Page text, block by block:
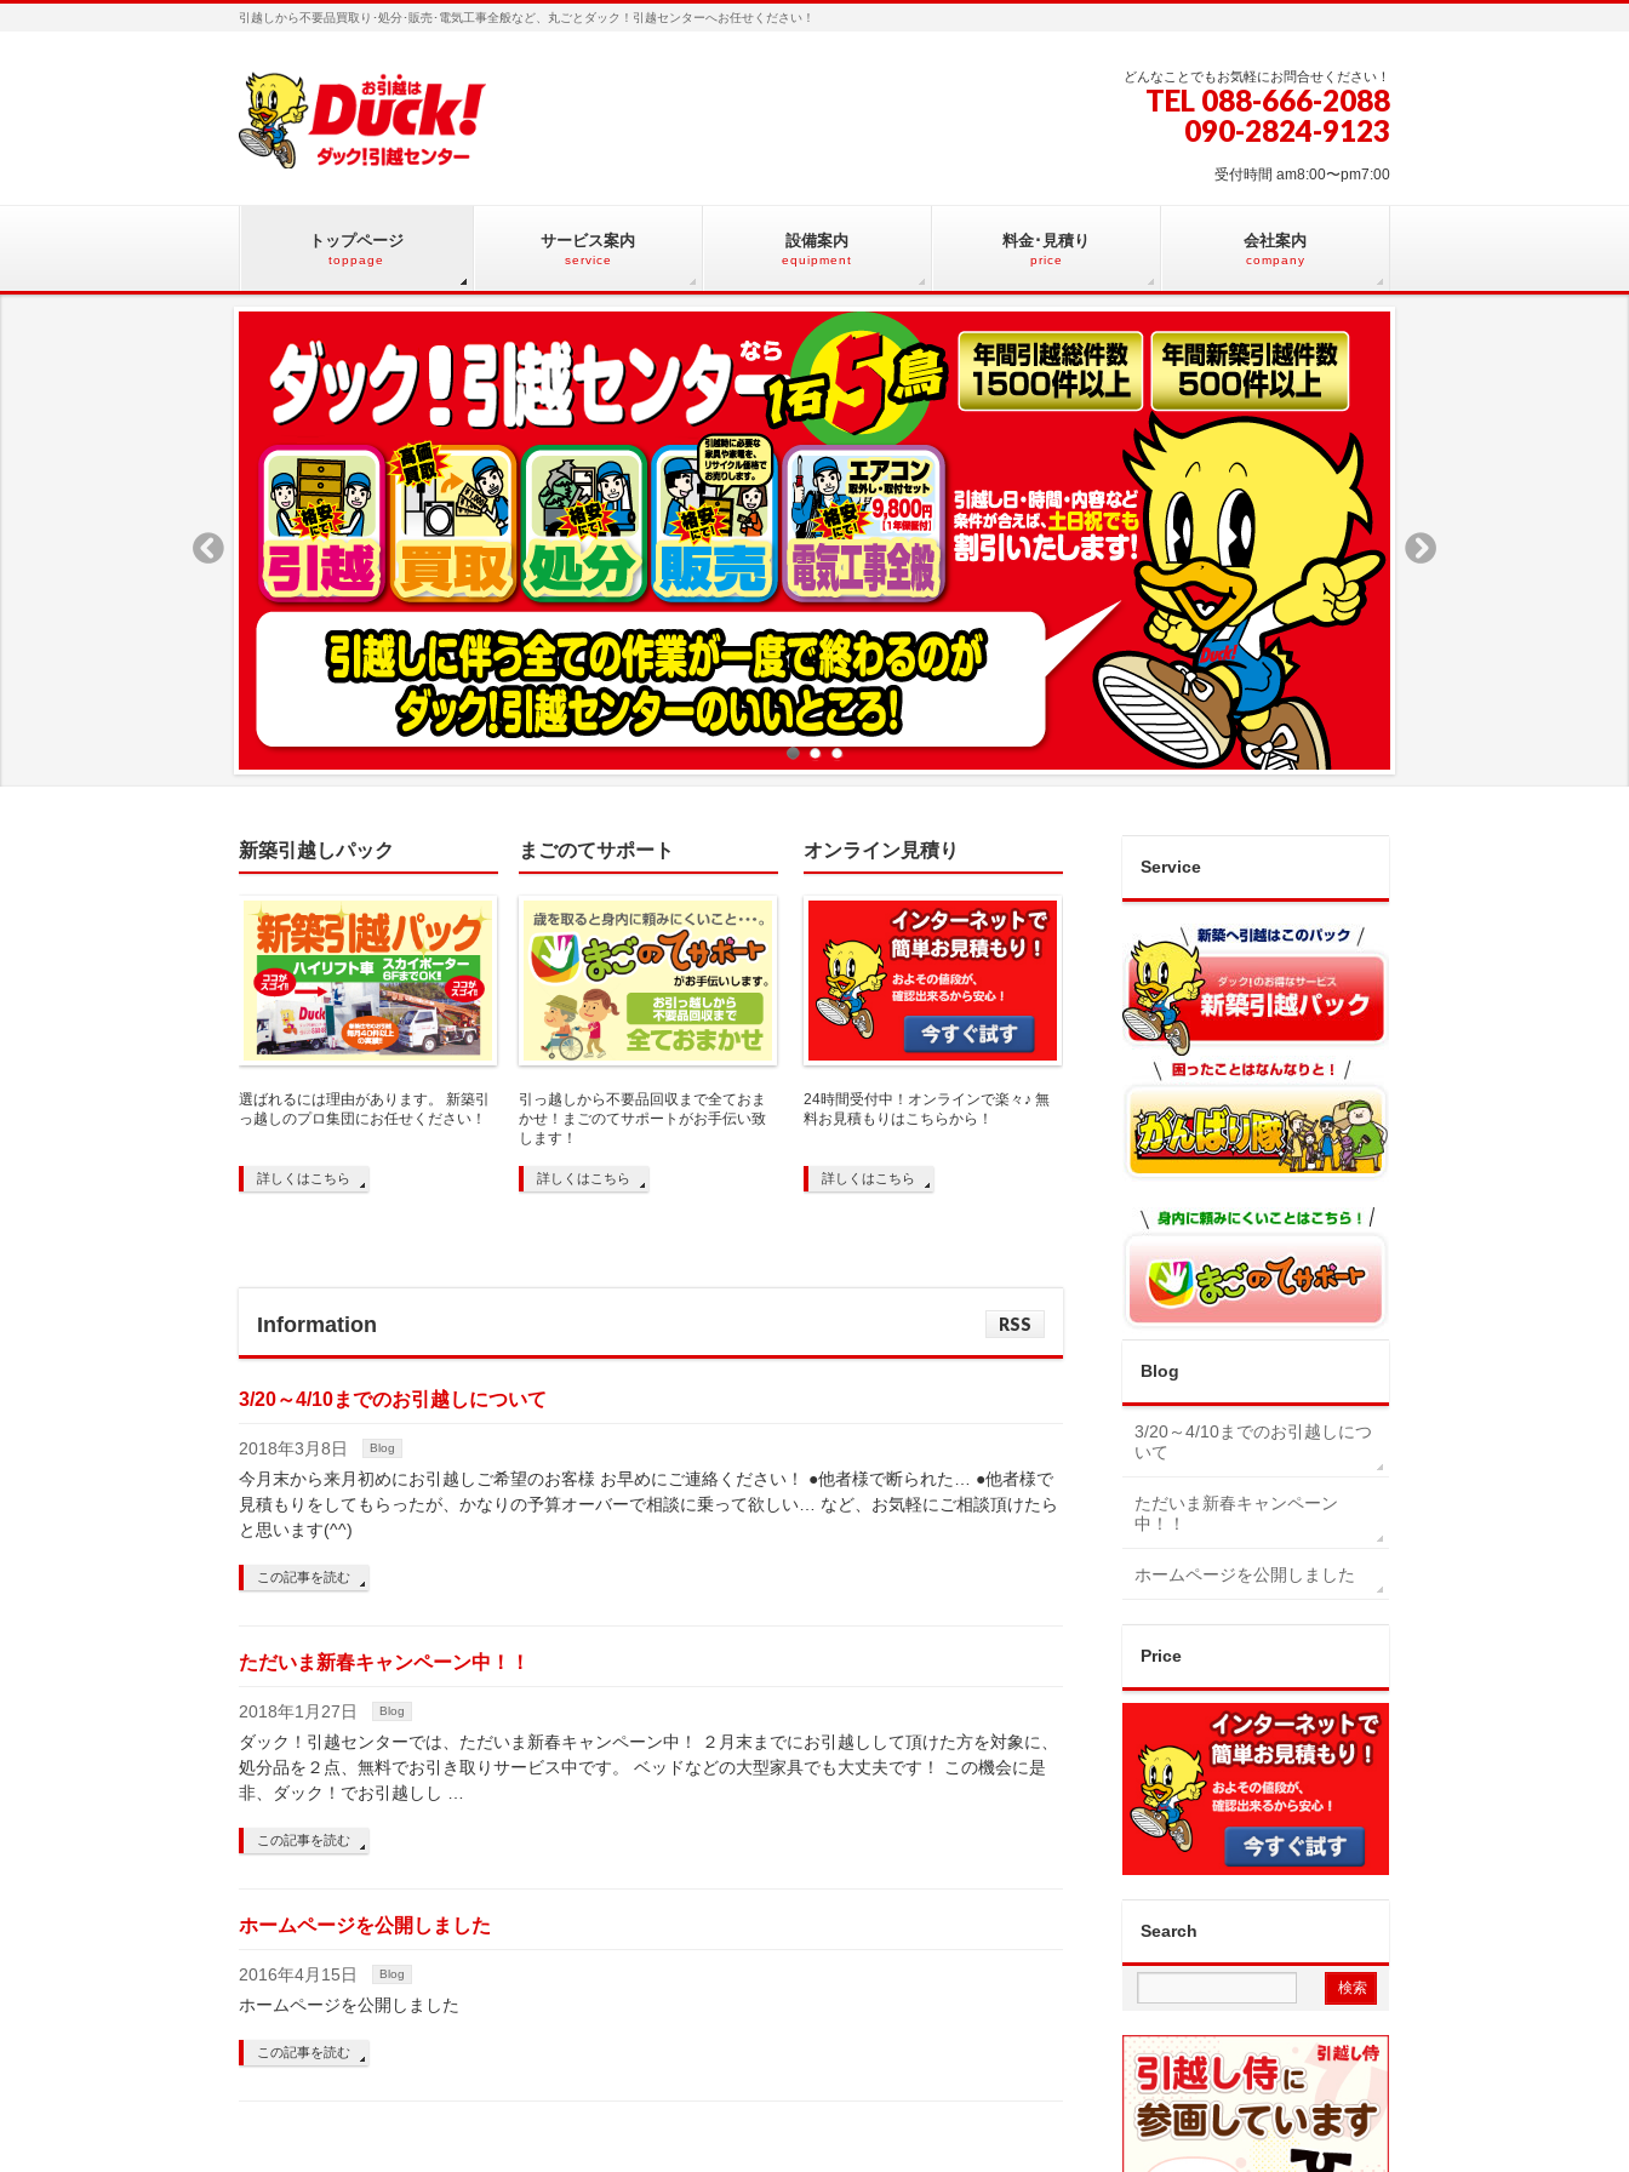
引越しから不要品買取り･処分･販売･電気工事全般など、丸ごとダック！引越センターへお任せください！
どんなことでもお気軽にお問合せください！
TEL 088-666-2088
090-2824-9123
受付時間 am8:00〜pm7:00
トップページ
toppage
サービス案内
service
設備案内
equipment
料金･見積り
price
会社案内
company
新築引越しパック
選ばれるには理由があります。 新築引
っ越しのプロ集団にお任せください！
詳しくはこちら
まごのてサポート
引っ越しから不要品回収まで全ておま
かせ！まごのてサポートがお手伝い致
します！
詳しくはこちら
オンライン見積り
24時間受付中！オンラインで楽々♪ 無
料お見積もりはこちらから！
詳しくはこちら
Information RSS
3/20～4/10までのお引越しについて
2018年3月8日 Blog
今月末から来月初めにお引越しご希望のお客様 お早めにご連絡ください！ ●他者様で断られた… ●他者様で
見積もりをしてもらったが、かなりの予算オーバーで相談に乗って欲しい… など、お気軽にご相談頂けたら
と思います(^^)
この記事を読む
ただいま新春キャンペーン中！！
2018年1月27日 Blog
ダック！引越センターでは、ただいま新春キャンペーン中！ ２月末までにお引越しして頂けた方を対象に、
処分品を２点、無料でお引き取りサービス中です。 ベッドなどの大型家具でも大丈夫です！ この機会に是
非、ダック！でお引越しし …
この記事を読む
ホームページを公開しました
2016年4月15日 Blog
ホームページを公開しました
この記事を読む
Service
Blog
3/20～4/10までのお引越しにつ
いて
ただいま新春キャンペーン
中！！
ホームページを公開しました
Price
Search